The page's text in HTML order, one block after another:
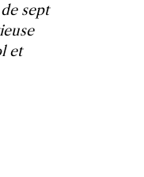
sept
et